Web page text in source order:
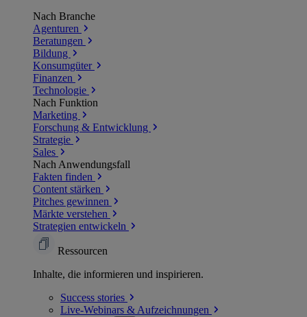
Nach Branche
Agenturen
Beratungen
Bildung
Konsumgüter
Finanzen
Technologie
Nach Funktion
Marketing
Forschung & Entwicklung
Strategie
Sales
Nach Anwendungsfall
Fakten finden
Content stärken
Pitches gewinnen
Märkte verstehen
Strategien entwickeln
Ressourcen
Inhalte, die informieren und inspirieren.
Success stories
Live-Webinars & Aufzeichnungen